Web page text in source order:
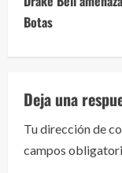
e
l
e
y
e
Botas
Deja una
Tu dirección de
campos